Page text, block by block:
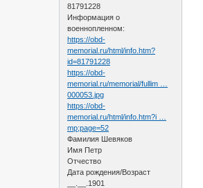
81791228
Информация о
военнопленном:
https://obd-
memorial.ru/html/info.htm?
id=81791228
https://obd-
memorial.ru/memorial/fullim …
000053.jpg
https://obd-
memorial.ru/html/info.htm?i …
mp;page=52
Фамилия Шевяков
Имя Петр
Отчество
Дата рождения/Возраст
__.__.1901